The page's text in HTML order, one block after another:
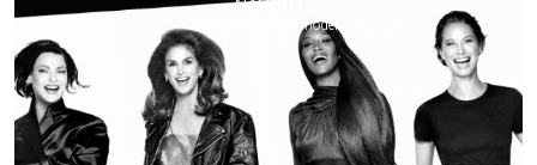
NAUČITI
Večita moć Supermodela